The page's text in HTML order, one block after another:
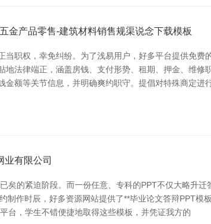
金产品零售-建筑材料销售规渠说念下载模板
职权，幸免纠纷。为了浅易用户，好多平台提供免
法律端正，涵盖房钱、支付形势、租期、押金、维
额等关节信息，并明确爽约职守。提倡对特殊商定进
业有限公司
的紧迫阶段。而一份任意、专科的PPT不仅大略升
作时辰，好多资源网站提供了**毕业论文答辩PPT
台，学生不错便捷地取得这些模板，并凭证我方的